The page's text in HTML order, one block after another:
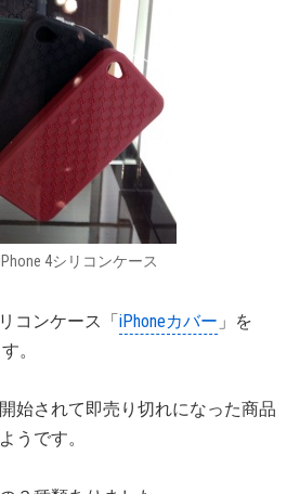
iPhone 4シリコンケース
コンケース「iPhoneカバー 」を
。
始されて即売り切れになった商品
うです。